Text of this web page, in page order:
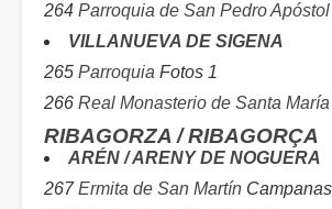
264 Parroquia de San Pedro Apóstol
VILLANUEVA DE SIGENA
265 Parroquia Fotos 1
266 Real Monasterio de Santa
RIBAGORZA / RIBAGORÇA
ARÉN / ARENY DE NOGUERA
267Ermita de San Martín